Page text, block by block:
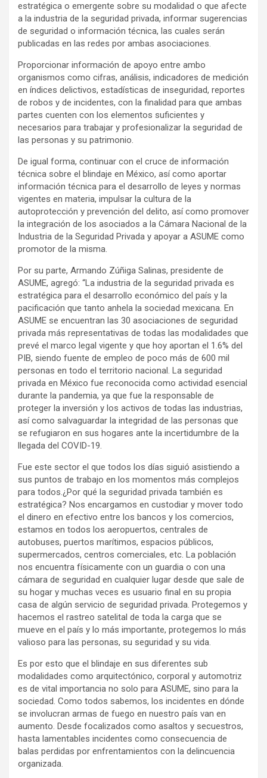
estratégica o emergente sobre su modalidad o que afecte
a la industria de la seguridad privada, informar sugerencias
de seguridad o información técnica, las cuales serán
publicadas en las redes por ambas asociaciones.
Proporcionar información de apoyo entre ambo
organismos como cifras, análisis, indicadores de medición
en índices delictivos, estadísticas de inseguridad, reportes
de robos y de incidentes, con la finalidad para que ambas
partes cuenten con los elementos suficientes y
necesarios para trabajar y profesionalizar la seguridad de
las personas y su patrimonio.
De igual forma, continuar con el cruce de información
técnica sobre el blindaje en México, así como aportar
información técnica para el desarrollo de leyes y normas
vigentes en materia, impulsar la cultura de la
autoprotección y prevención del delito, así como promover
la integración de los asociados a la Cámara Nacional de la
Industria de la Seguridad Privada y apoyar a ASUME como
promotor de la misma.
Por su parte, Armando Zúñiga Salinas, presidente de
ASUME, agregó: “La industria de la seguridad privada es
estratégica para el desarrollo económico del país y la
pacificación que tanto anhela la sociedad mexicana. En
ASUME se encuentran las 30 asociaciones de seguridad
privada más representativas de todas las modalidades que
prevé el marco legal vigente y que hoy aportan el 1.6% del
PIB, siendo fuente de empleo de poco más de 600 mil
personas en todo el territorio nacional. La seguridad
privada en México fue reconocida como actividad esencial
durante la pandemia, ya que fue la responsable de
proteger la inversión y los activos de todas las industrias,
así como salvaguardar la integridad de las personas que
se refugiaron en sus hogares ante la incertidumbre de la
llegada del COVID-19.
Fue este sector el que todos los días siguió asistiendo a
sus puntos de trabajo en los momentos más complejos
para todos.¿Por qué la seguridad privada también es
estratégica? Nos encargamos en custodiar y mover todo
el dinero en efectivo entre los bancos y los comercios,
estamos en todos los aeropuertos, centrales de
autobuses, puertos marítimos, espacios públicos,
supermercados, centros comerciales, etc. La población
nos encuentra físicamente con un guardia o con una
cámara de seguridad en cualquier lugar desde que sale de
su hogar y muchas veces es usuario final en su propia
casa de algún servicio de seguridad privada. Protegemos y
hacemos el rastreo satelital de toda la carga que se
mueve en el país y lo más importante, protegemos lo más
valioso para las personas, su seguridad y su vida.
Es por esto que el blindaje en sus diferentes sub
modalidades como arquitectónico, corporal y automotriz
es de vital importancia no solo para ASUME, sino para la
sociedad. Como todos sabemos, los incidentes en dónde
se involucran armas de fuego en nuestro país van en
aumento. Desde focalizados como asaltos y secuestros,
hasta lamentables incidentes como consecuencia de
balas perdidas por enfrentamientos con la delincuencia
organizada.